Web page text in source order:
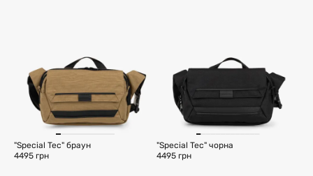
"Special Tec" браун
4495 грн
"Special Tec" чорна
4495 грн